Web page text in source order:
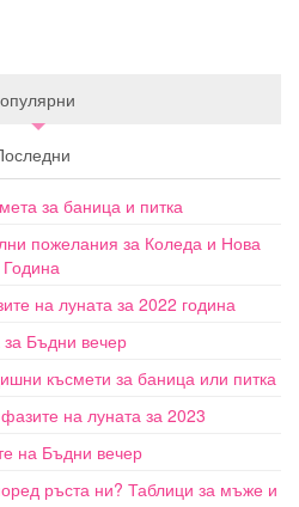
за баница и питка
пожелания за Коледа и Нова
Година
на луната за 2022 година
за Бъдни вечер
късмети за баница или питка
на луната за 2023
на Бъдни вечер
ръста ни? Таблици за мъже и